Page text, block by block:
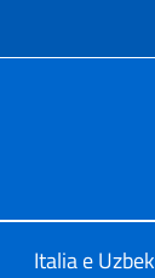
Italia e